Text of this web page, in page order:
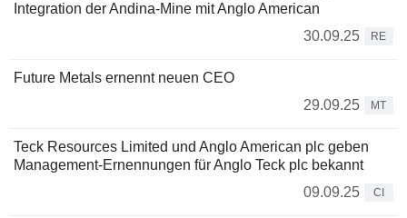
Integration der Andina-Mine mit Anglo American
30.09.25
RE
Future Metals ernennt neuen CEO
29.09.25
MT
Teck Resources Limited und Anglo American plc geben
Management-Ernennungen für Anglo Teck plc bekannt
09.09.25
CI